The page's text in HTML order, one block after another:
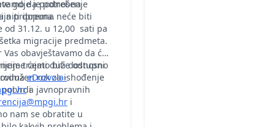
gdje je potrebna
priprema.
da podnošenje
niti dopuna neće biti
od 31.12. u 12,00 sati pa
migracije predmeta.
Vas obavještavamo da će
trajati duže odnosno
rok za ishođenje
javnopravnih
ćemo biti dostupni
eDozvola-
i
i
nam se obratite u